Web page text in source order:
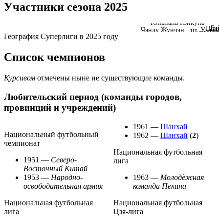
Участники сезона 2025
Чэнду Жунчэн
Юньнань Юйкунь
География Суперлиги в 2025 году
Список чемпионов
Курсивом отмечены ныне не существующие команды.
Любительский период (команды городов,
провинций и учреждений)
Национальный футбольный
чемпионат
1951 — Северо-
Восточный Китай
1953 — Народно-
освободительная армия
Национальная футбольная
лига
1961 — Шанхай
1962 — Шанхай (2)
Национальная футбольная
лига
1963 — Молодёжная
команда Пекина
Национальная футбольная
Цзя-лига